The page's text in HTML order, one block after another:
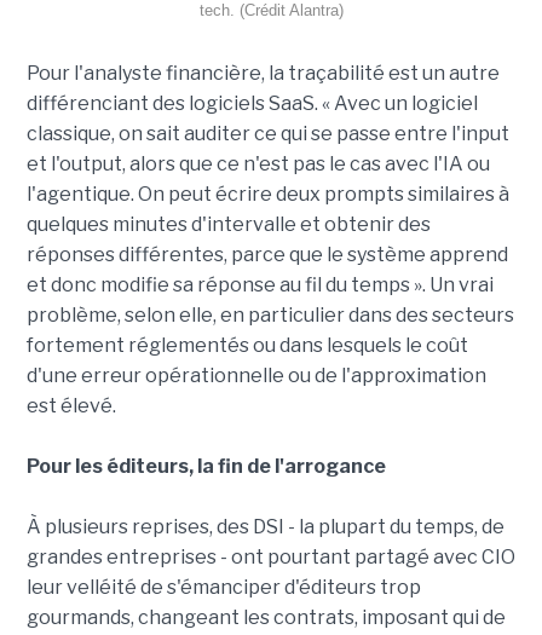
tech. (Crédit Alantra)
Pour l'analyste financière, la traçabilité est un autre
différenciant des logiciels SaaS. « Avec un logiciel
classique, on sait auditer ce qui se passe entre l'input
et l'output, alors que ce n'est pas le cas avec l'IA ou
l'agentique. On peut écrire deux prompts similaires à
quelques minutes d'intervalle et obtenir des
réponses différentes, parce que le système apprend
et donc modifie sa réponse au fil du temps ». Un vrai
problème, selon elle, en particulier dans des secteurs
fortement réglementés ou dans lesquels le coût
d'une erreur opérationnelle ou de l'approximation
est élevé.
Pour les éditeurs, la fin de l'arrogance
À plusieurs reprises, des DSI - la plupart du temps, de
grandes entreprises - ont pourtant partagé avec CIO
leur velléité de s'émanciper d'éditeurs trop
gourmands, changeant les contrats, imposant qui de